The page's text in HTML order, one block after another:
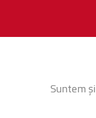
Suntem